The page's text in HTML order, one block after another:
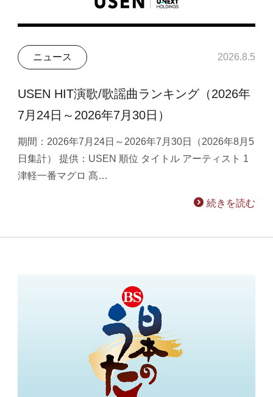
ニュース 2026.8.5
USEN HIT演歌/歌謡曲ランキング（2026年
7月24日～2026年7月30日）
期間：2026年7月24日～2026年7月30日（2026年8月5
日集計） 提供：USEN 順位 タイトル アーティスト 1
津軽一番マグロ 髙…
続きを読む